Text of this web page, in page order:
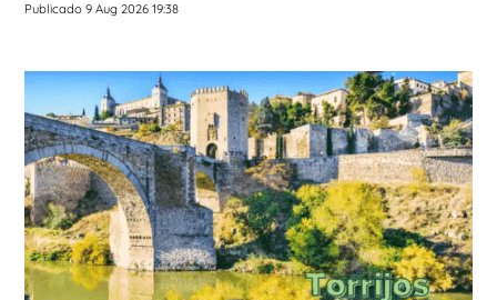
Publicado 9 Aug 2026 19:38